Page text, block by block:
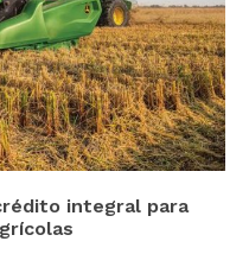
integral para